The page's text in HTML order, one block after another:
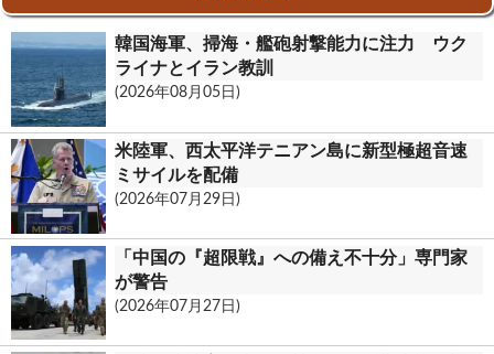
.
m
韓国海軍、掃海・艦砲射撃能力に注力 ウク
ライナとイラン教訓
(2026年08月05日)
米陸軍、西太平洋テニアン島に新型極超音速
ミサイルを配備
(2026年07月29日)
「中国の『超限戦』への備え不十分」専門家
が警告
(2026年07月27日)